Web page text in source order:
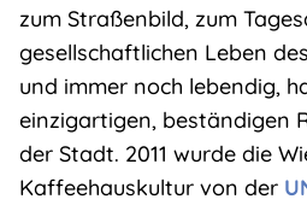
zum Straßenbild, zum
gesellschaftlichen Leben
und immer noch lebendig,
einzigartigen, beständigen
der Stadt. 2011 wurde die
Kaffeehauskultur von der